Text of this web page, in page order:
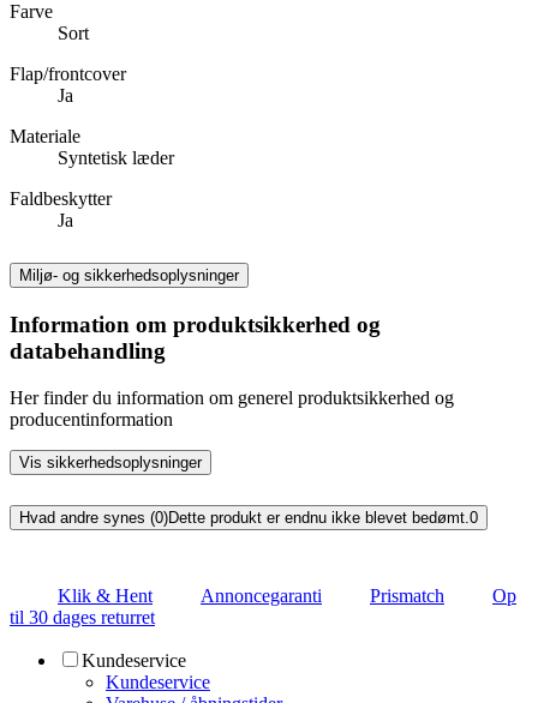
Farve
Sort
Flap/frontcover
Ja
Materiale
Syntetisk læder
Faldbeskytter
Ja
Miljø- og sikkerhedsoplysninger
Information om produktsikkerhed og
databehandling
Her finder du information om generel produktsikkerhed og
producentinformation
Vis sikkerhedsoplysninger
Hvad andre synes (0)Dette produkt er endnu ikke blevet bedømt.0
Klik & Hent Annoncegaranti Prismatch
Op
til 30 dages returret
Kundeservice
Kundeservice